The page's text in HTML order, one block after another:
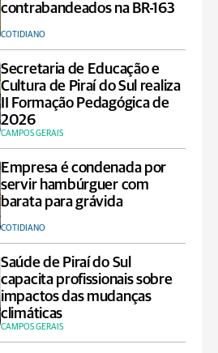
contrabandeados na BR-163
COTIDIANO
Secretaria de Educação e
Cultura de Piraí do Sul realiza
II Formação Pedagógica de
2026
CAMPOS GERAIS
Empresa é condenada por
servir hambúrguer com
barata para grávida
COTIDIANO
Saúde de Piraí do Sul
capacita profissionais sobre
impactos das mudanças
climáticas
CAMPOS GERAIS